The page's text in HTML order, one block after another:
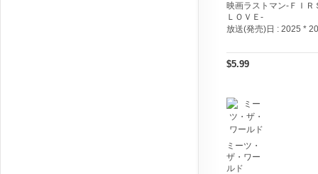
映画ラストマン-ＦＩＲ
ＬＯＶＥ-
放送(発売)日 : 2025 *
$5.99
ミーツ・
ザ・ワー
ルド